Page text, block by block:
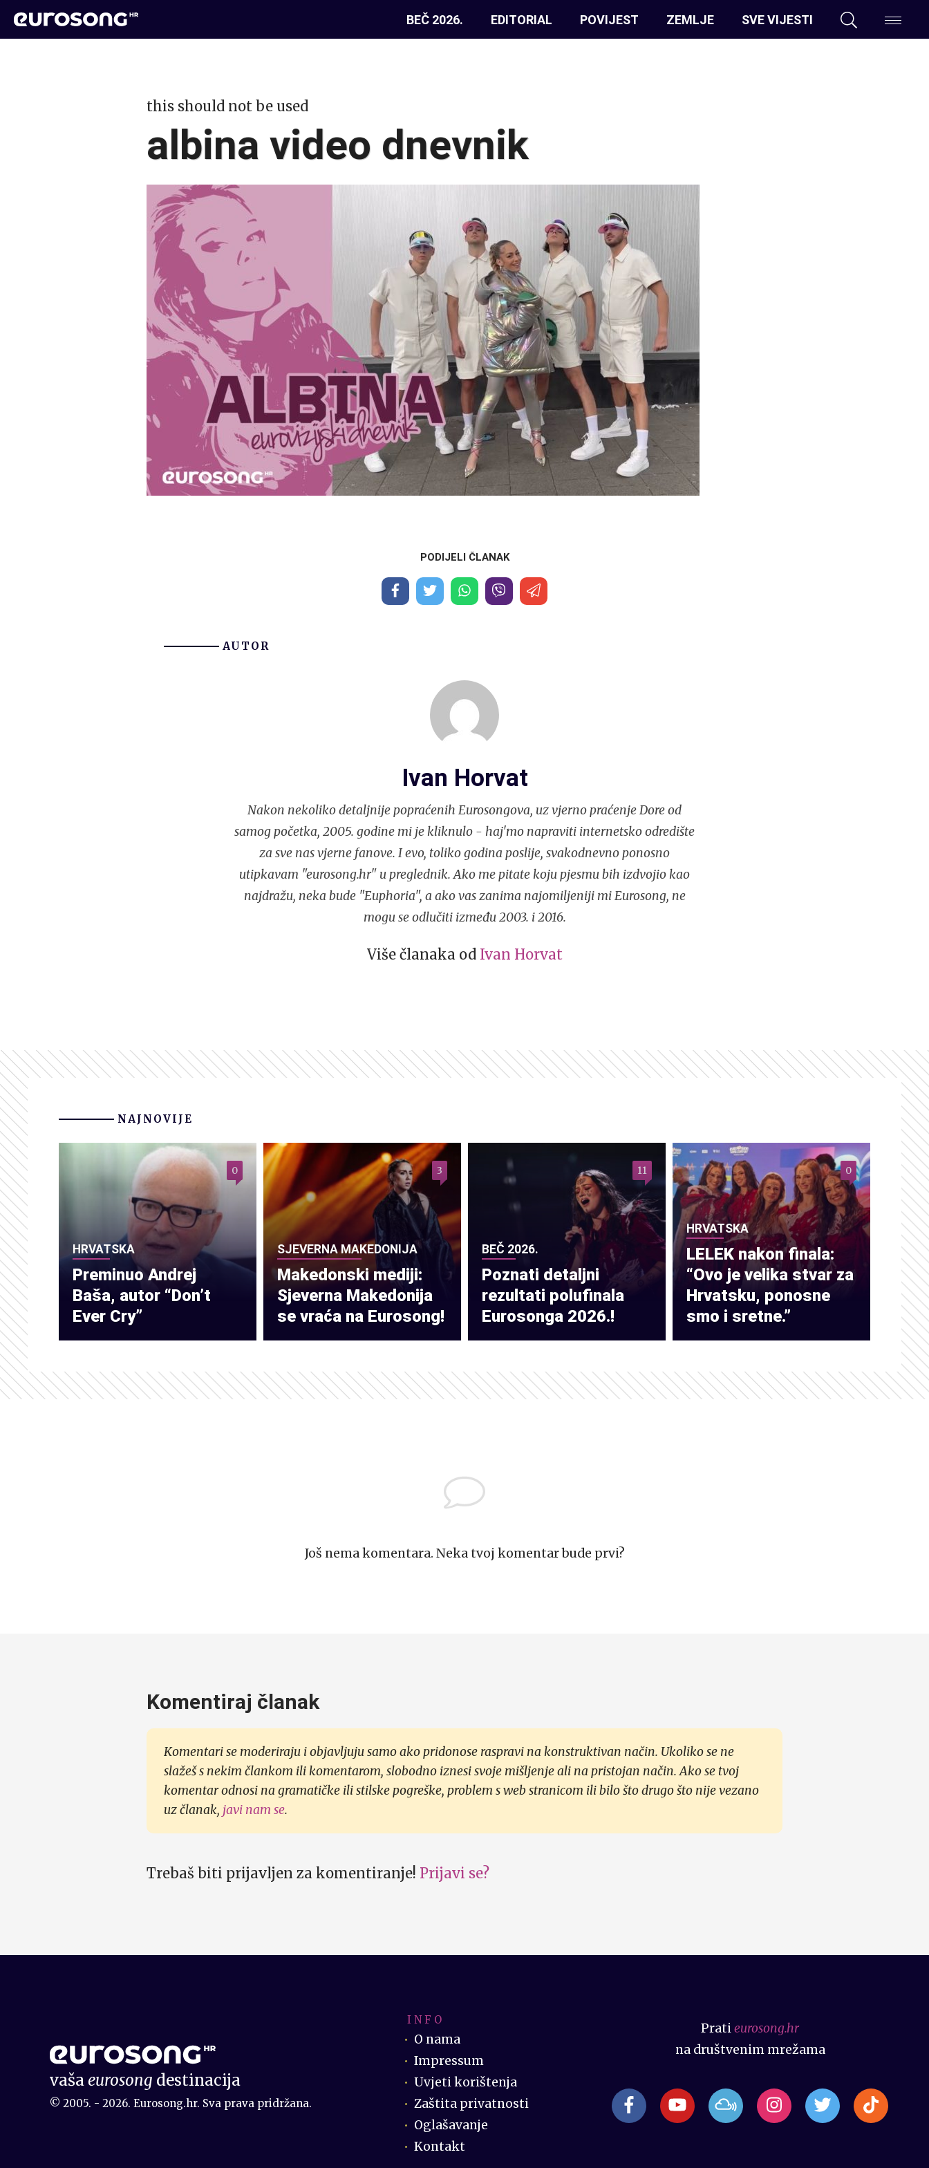
BEČ 2026. EDITORIAL POVIJEST ZEMLJE SVE VIJESTI
this should not be used
albina video dnevnik
PODIJELI ČLANAK
AUTOR
Ivan Horvat
Nakon nekoliko detaljnije popraćenih Eurosongova, uz vjerno praćenje Dore od
samog početka, 2005. godine mi je kliknulo - haj'mo napraviti internetsko odredište
za sve nas vjerne fanove. I evo, toliko godina poslije, svakodnevno ponosno
utipkavam "eurosong.hr" u preglednik. Ako me pitate koju pjesmu bih izdvojio kao
najdražu, neka bude "Euphoria", a ako vas zanima najomiljeniji mi Eurosong, ne
mogu se odlučiti između 2003. i 2016.
Više članaka od Ivan Horvat
NAJNOVIJE
HRVATSKA
Preminuo Andrej
Baša, autor “Don’t
Ever Cry”
0
SJEVERNA MAKEDONIJA
Makedonski mediji:
Sjeverna Makedonija
se vraća na Eurosong!
3
BEČ 2026.
Poznati detaljni
rezultati polufinala
Eurosonga 2026.!
11
HRVATSKA
LELEK nakon finala:
“Ovo je velika stvar za
Hrvatsku, ponosne
smo i sretne.”
0
Još nema komentara. Neka tvoj komentar bude prvi?
Komentiraj članak
Komentari se moderiraju i objavljuju samo ako pridonose raspravi na konstruktivan način. Ukoliko se ne
slažeš s nekim člankom ili komentarom, slobodno iznesi svoje mišljenje ali na pristojan način. Ako se tvoj
komentar odnosi na gramatičke ili stilske pogreške, problem s web stranicom ili bilo što drugo što nije vezano
uz članak, javi nam se.
Trebaš biti prijavljen za komentiranje! Prijavi se?
vašaeurosong destinacija
© 2005. - 2026. Eurosong.hr. Sva prava pridržana.
I N F O
O nama
Impressum
Uvjeti korištenja
Zaštita privatnosti
Oglašavanje
Kontakt
Pratieurosong.hr
na društvenim mrežama